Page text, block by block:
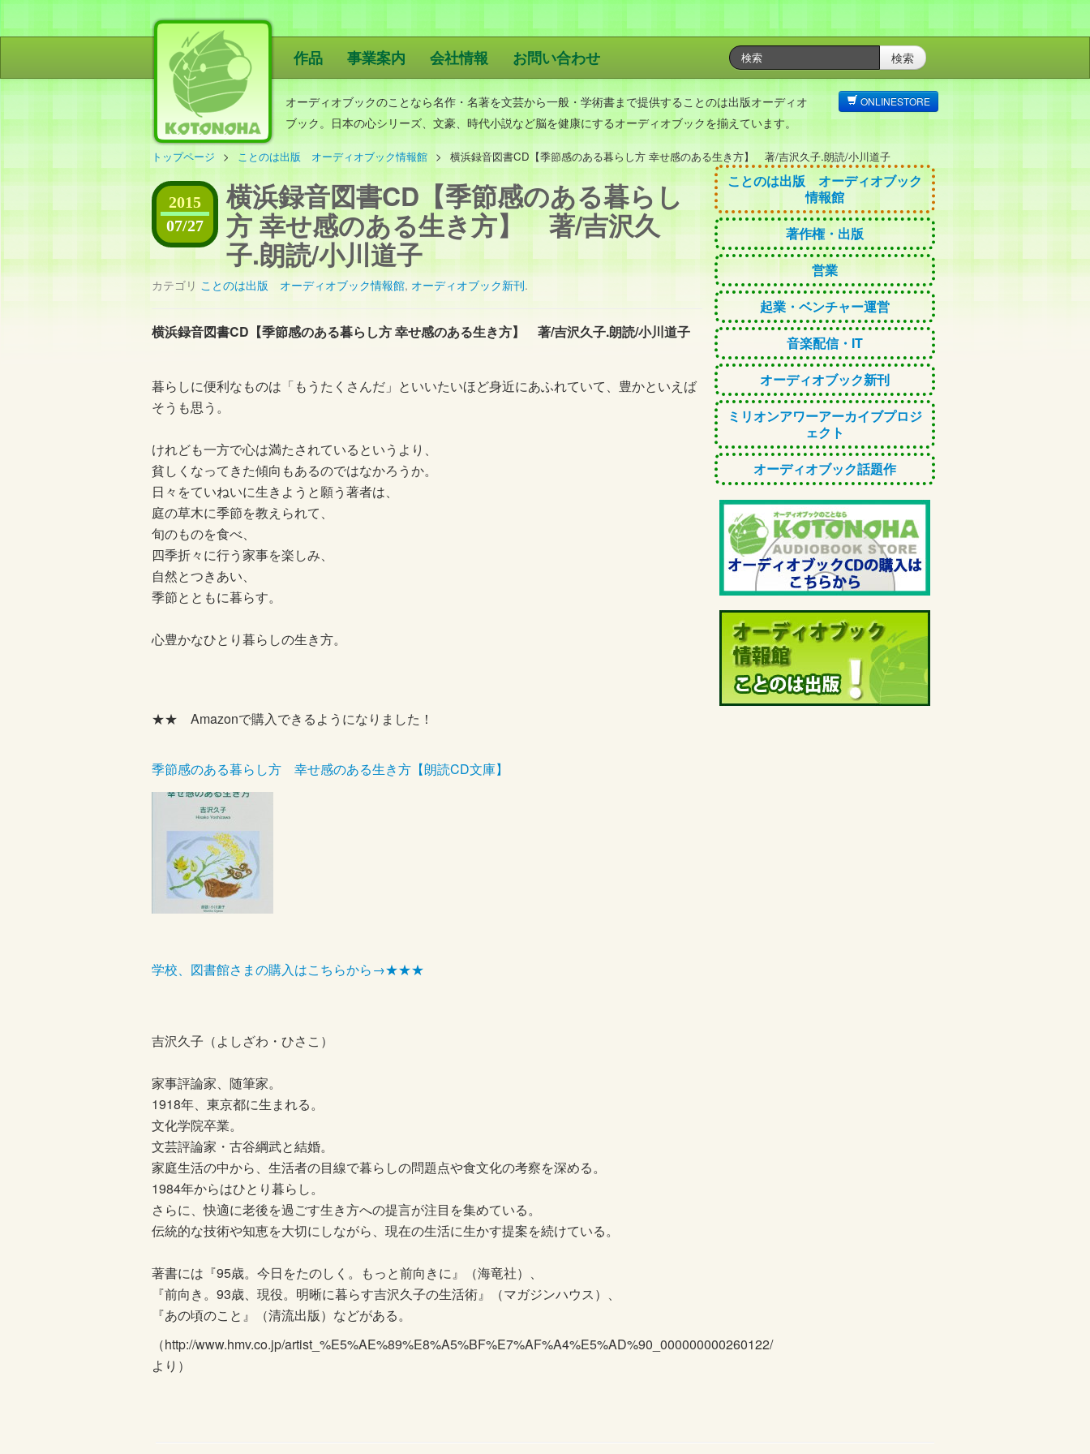
ことのは出版
作品 事業案内 会社情報 お問い合わせ 検索
オーディオブックのことなら名作・名著を文芸から一般・学術書まで提供することのは出版オーディオ
ブック。日本の心シリーズ、文豪、時代小説など脳を健康にするオーディオブックを揃えています。
ONLINESTORE
トップページ ことのは出版 オーディオブック情報館 横浜録音図書CD【季節感のある暮らし方 幸せ感のある生き方】 著/吉沢久子.朗読/小川道子
2015
07/27
横浜録音図書CD【季節感のある暮らし
方 幸せ感のある生き方】 著/吉沢久
子.朗読/小川道子
カテゴリ ことのは出版 オーディオブック情報館, オーディオブック新刊.
横浜録音図書CD【季節感のある暮らし方 幸せ感のある生き方】 著/吉沢久子.朗読/小川道子
暮らしに便利なものは「もうたくさんだ」といいたいほど身近にあふれていて、豊かといえば
そうも思う。
けれども一方で心は満たされているというより、
貧しくなってきた傾向もあるのではなかろうか。
日々をていねいに生きようと願う著者は、
庭の草木に季節を教えられて、
旬のものを食べ、
四季折々に行う家事を楽しみ、
自然とつきあい、
季節とともに暮らす。
心豊かなひとり暮らしの生き方。
★★ Amazonで購入できるようになりました！
季節感のある暮らし方 幸せ感のある生き方【朗読CD文庫】
学校、図書館さまの購入はこちらから→★★★
吉沢久子（よしざわ・ひさこ）
家事評論家、随筆家。
1918年、東京都に生まれる。
文化学院卒業。
文芸評論家・古谷綱武と結婚。
家庭生活の中から、生活者の目線で暮らしの問題点や食文化の考察を深める。
1984年からはひとり暮らし。
さらに、快適に老後を過ごす生き方への提言が注目を集めている。
伝統的な技術や知恵を大切にしながら、現在の生活に生かす提案を続けている。
著書には『95歳。今日をたのしく。もっと前向きに』（海竜社）、
『前向き。93歳、現役。明晰に暮らす吉沢久子の生活術』（マガジンハウス）、
『あの頃のこと』（清流出版）などがある。
（http://www.hmv.co.jp/artist_%E5%AE%89%E8%A5%BF%E7%AF%A4%E5%AD%90_000000000260122/
より）
ことのは出版 オーディオブック
情報館
著作権・出版
営業
起業・ベンチャー運営
音楽配信・IT
オーディオブック新刊
ミリオンアワーアーカイブプロジ
ェクト
オーディオブック話題作